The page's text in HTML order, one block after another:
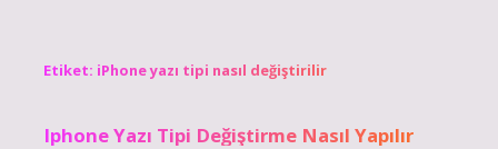
Etiket: iPhone yazı tipi nasıl değiştirilir
Iphone Yazı Tipi Değiştirme Nasıl Yapılır